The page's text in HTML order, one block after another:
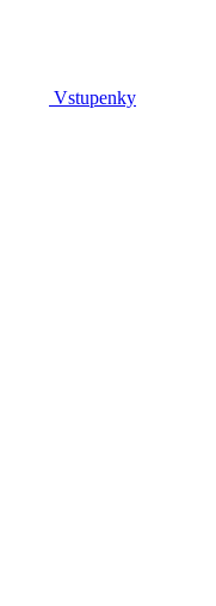
Vstupenky